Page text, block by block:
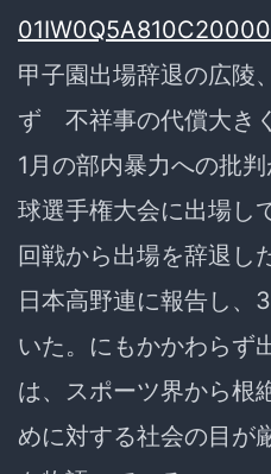
甲子園出場辞退の広陵
ず 不祥事の代償大き
1月の部内暴力への批
球選手権大会に出場し
回戦から出場を辞退し
日本高野連に報告し、
いた。にもかかわらず
は、スポーツ界から根
めに対する社会の目が